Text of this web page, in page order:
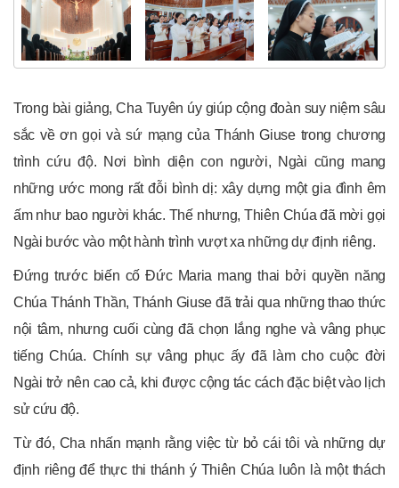
Trong bài giảng, Cha Tuyên úy giúp cộng đoàn suy niệm sâu
sắc về ơn gọi và sứ mạng của Thánh Giuse trong chương
trình cứu độ. Nơi bình diện con người, Ngài cũng mang
những ước mong rất đỗi bình dị: xây dựng một gia đình êm
ấm như bao người khác. Thế nhưng, Thiên Chúa đã mời gọi
Ngài bước vào một hành trình vượt xa những dự định riêng.
Đứng trước biến cố Đức Maria mang thai bởi quyền năng
Chúa Thánh Thần, Thánh Giuse đã trải qua những thao thức
nội tâm, nhưng cuối cùng đã chọn lắng nghe và vâng phục
tiếng Chúa. Chính sự vâng phục ấy đã làm cho cuộc đời
Ngài trở nên cao cả, khi được cộng tác cách đặc biệt vào lịch
sử cứu độ.
Từ đó, Cha nhấn mạnh rằng việc từ bỏ cái tôi và những dự
định riêng để thực thi thánh ý Thiên Chúa luôn là một thách